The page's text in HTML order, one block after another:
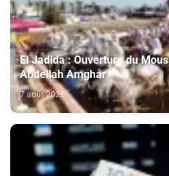
El Jadida : Ouverture du
Abdellah Amghar
7 août 2026